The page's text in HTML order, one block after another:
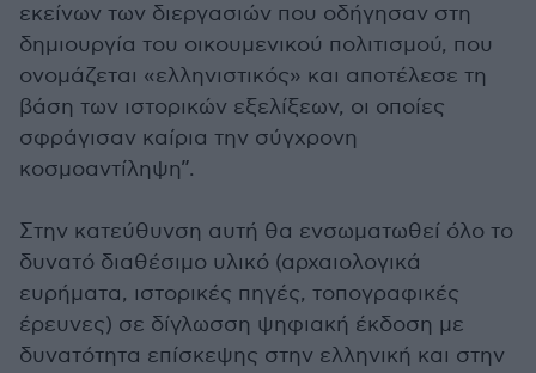
εκείνων των διεργασιών που οδήγησαν στη
δημιουργία του οικουμενικού πολιτισμού, που
ονομάζεται «ελληνιστικός» και αποτέλεσε τη
βάση των ιστορικών εξελίξεων, οι οποίες
σφράγισαν καίρια την σύγχρονη
κοσμοαντίληψη”.
Στην κατεύθυνση αυτή θα ενσωματωθεί όλο το
δυνατό διαθέσιμο υλικό (αρχαιολογικά
ευρήματα, ιστορικές πηγές, τοπογραφικές
έρευνες) σε δίγλωσση ψηφιακή έκδοση με
δυνατότητα επίσκεψης στην ελληνική και στην